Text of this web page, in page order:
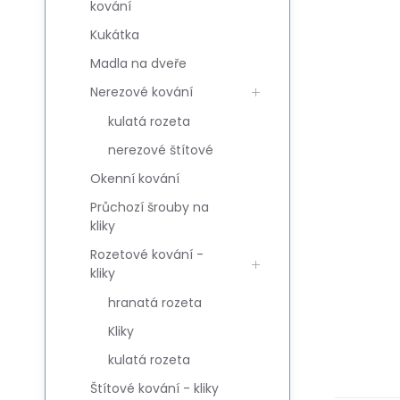
kování
Kukátka
Madla na dveře
Nerezové kování
kulatá rozeta
nerezové štítové
Okenní kování
Průchozí šrouby na
kliky
Rozetové kování -
kliky
hranatá rozeta
Kliky
kulatá rozeta
Štítové kování - kliky